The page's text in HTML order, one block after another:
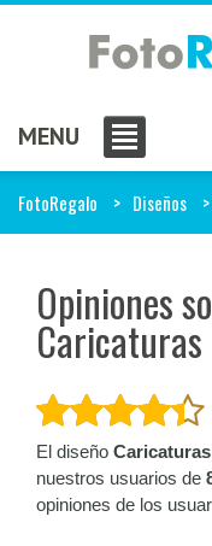
MENU
FotoRegalo Diseños
Opiniones
Caricaturas
El diseño Caricaturas
nuestros usuarios de
opiniones de los